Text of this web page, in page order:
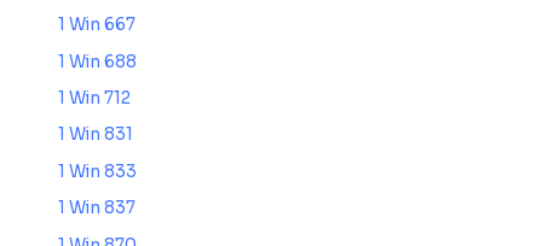
1 Win 667
1 Win 688
1 Win 712
1 Win 831
1 Win 833
1 Win 837